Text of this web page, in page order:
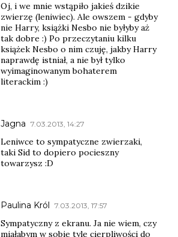
Oj, i we mnie wstąpiło jakieś dzikie
zwierzę (leniwiec). Ale owszem - gdyby
nie Harry, książki Nesbo nie byłyby aż
tak dobre :) Po przeczytaniu kilku
książek Nesbo o nim czuję, jakby Harry
naprawdę istniał, a nie był tylko
wyimaginowanym bohaterem
literackim :)
Jagna 7.03.2013, 14:27
Leniwce to sympatyczne zwierzaki,
taki Sid to dopiero pocieszny
towarzysz :D
Paulina Król 7.03.2013, 17:57
Sympatyczny z ekranu. Ja nie wiem, czy
miałabym w sobie tyle cierpliwości do